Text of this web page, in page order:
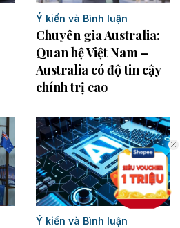
Ý kiến và Bình luận
Chuyên gia Australia:
Quan hệ Việt Nam –
Australia có độ tin cậy
chính trị cao
Ý kiến và Bình luận